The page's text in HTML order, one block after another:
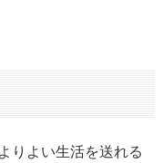
りよい生活を送れる